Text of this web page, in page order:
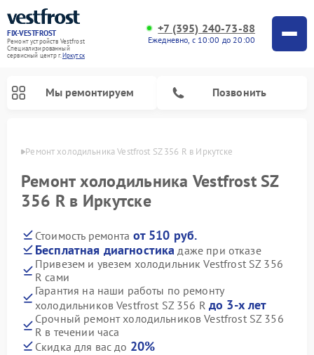
FIX-VESTFROST
Ремонт устройств Vestfrost
Специализированный
cервисный центр г.Иркутск
+7 (395) 240-73-88
Ежедневно, с 10:00 до 20:00
Мы ремонтируем Позвонить
Ремонт холодильника Vestfrost SZ 356 R в Иркутске
Ремонт холодильника Vestfrost SZ
356 R в Иркутске
Стоимость ремонта от 510 руб.
Бесплатная диагностика даже при отказе
Привезем и увезем холодильник Vestfrost SZ 356
R сами
Гарантия на наши работы по ремонту
холодильников Vestfrost SZ 356 R до 3-х лет
Срочный ремонт холодильников Vestfrost SZ 356
R в течении часа
Скидка для вас до 20%